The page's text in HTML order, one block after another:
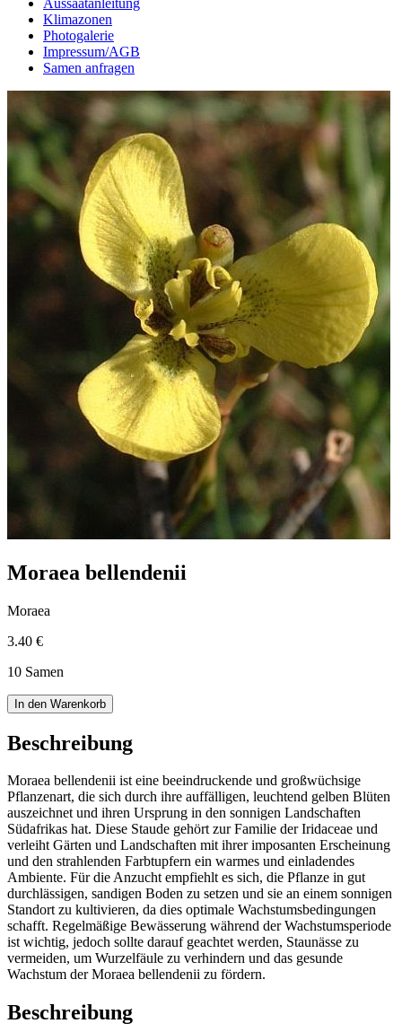
Klimazonen
Photogalerie
Impressum/AGB
Samen anfragen
Moraea bellendenii
Moraea
3.40 €
10 Samen
In den Warenkorb
Beschreibung
Moraea bellendenii ist eine beeindruckende und großwüchsige
Pflanzenart, die sich durch ihre auffälligen, leuchtend gelben Blüten
auszeichnet und ihren Ursprung in den sonnigen Landschaften
Südafrikas hat. Diese Staude gehört zur Familie der Iridaceae und
verleiht Gärten und Landschaften mit ihrer imposanten Erscheinung
und den strahlenden Farbtupfern ein warmes und einladendes
Ambiente. Für die Anzucht empfiehlt es sich, die Pflanze in gut
durchlässigen, sandigen Boden zu setzen und sie an einem sonnigen
Standort zu kultivieren, da dies optimale Wachstumsbedingungen
schafft. Regelmäßige Bewässerung während der Wachstumsperiode
ist wichtig, jedoch sollte darauf geachtet werden, Staunässe zu
vermeiden, um Wurzelfäule zu verhindern und das gesunde
Wachstum der Moraea bellendenii zu fördern.
Beschreibung